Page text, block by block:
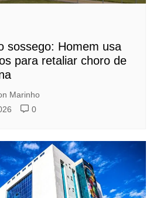
sossego: Homem usa
para retaliar choro de
Marinho
0